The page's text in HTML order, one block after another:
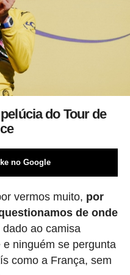
do Tour de
no Google
vermos muito, por
de onde
ao camisa
ninguém se pergunta
como a França, sem